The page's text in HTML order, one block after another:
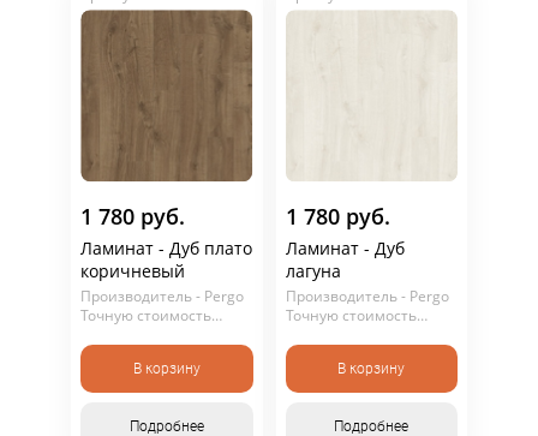
Участвовать в акции
1 780 руб.
Ламинат - Дуб плато
коричневый
Производитель - Pergo
Точную стоимость
консультанта. Не
является публичной
офертой.
В корзину
Подробнее
1 780 руб.
Ламинат - Дуб
лагуна
Производитель - Pergo
Точную стоимость
консультанта. Не
является публичной
офертой.
В корзину
Подробнее